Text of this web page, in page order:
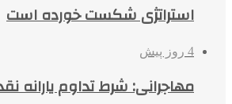
استراتژی شکست خورده است
4 روز پیش
مهاجرانی: شرط تداوم یارانه